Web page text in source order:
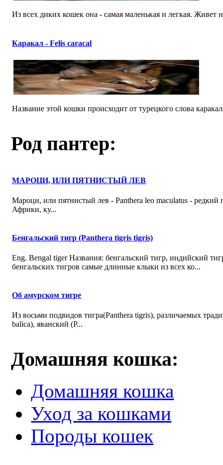
Из всех диких кошек она - самая маленькая и легкая. Живет
Каракал - Felis caracal
Название этой кошки происходит от турецкого слова
Род пантер:
МАРОЦИ, ИЛИ ПЯТНИСТЫЙ ЛЕВ
Мароци, или пятнистый лев - Panthera leo maculatus -
Африки, ку...
Бенгальский тигр (Panthera tigris tigris)
Eng. Bengal tiger Названия: бенгальский тигр, индийский
бенгальских тигров самые длинные клыки из всех ко...
Об амурском тигре
Из восьми подвидов тигра(Panthera tigris), различаемых
balica), яванский (P...
Домашняя кошка:
Домашняя кошка
Уход за кошками
Породы кошек